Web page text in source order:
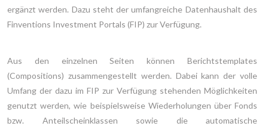
ergänzt werden. Dazu steht der umfangreiche Datenhaushalt des
Finventions Investment Portals (FIP) zur Verfügung.
Aus den einzelnen Seiten können Berichtstemplates
(Compositions) zusammengestellt werden. Dabei kann der volle
Umfang der dazu im FIP zur Verfügung stehenden Möglichkeiten
genutzt werden, wie beispielsweise Wiederholungen über Fonds
bzw. Anteilscheinklassen sowie die automatische